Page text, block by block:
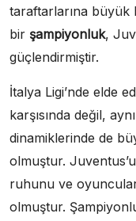
taraftarlarına büyük
bir şampiyonluk,
güçlendirmiştir.
İtalya Ligi’nde elde
karşısında değil,
dinamiklerinde de
olmuştur.
ruhunu ve
olmuştur.